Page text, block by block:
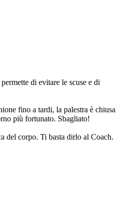
di evitare le scuse e di
fino a tardi, la palestra è chiusa
più fortunato. Sbagliato!
del corpo. Ti basta dirlo al Coach.